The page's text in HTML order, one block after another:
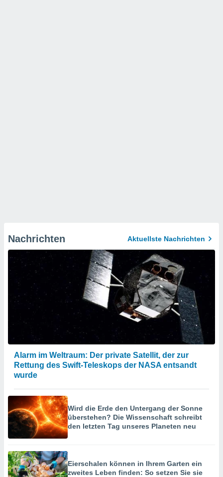
Nachrichten Aktuellste Nachrichten
Alarm im Weltraum: Der private Satellit, der zur
Rettung des Swift-Teleskops der NASA entsandt
wurde
Wird die Erde den Untergang der Sonne
überstehen? Die Wissenschaft schreibt
den letzten Tag unseres Planeten neu
Eierschalen können in Ihrem Garten ein
zweites Leben finden: So setzen Sie sie